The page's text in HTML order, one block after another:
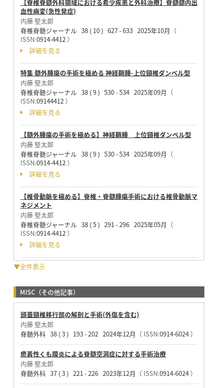
【脊椎脊髄外科領域における希少疾患と外科治療】脊髄髄内出
血性病変(急性発症)
内藤 堅太郎
脊椎脊髄ジャーナル 38 ( 10 ) 627 - 633 2025年10月 （
ISSN:0914-4412 ）
詳細を見る
特集 髄外腫瘍の手術を極める 神経鞘腫-上位頸椎ダンベル型
内藤 堅太郎
脊椎脊髄ジャーナル 38 ( 9 ) 530 - 534 2025年09月 （
ISSN:09144412 ）
詳細を見る
【髄外腫瘍の手術を極める】神経鞘腫 上位頸椎ダンベル型
内藤 堅太郎
脊椎脊髄ジャーナル 38 ( 9 ) 530 - 534 2025年09月 （
ISSN:0914-4412 ）
詳細を見る
【椎骨動脈を極める】脊椎・脊髄腫瘍手術における椎骨動脈マ
ネジメント
内藤 堅太郎
脊椎脊髄ジャーナル 38 ( 5 ) 291 - 296 2025年05月 （
ISSN:0914-4412 ）
詳細を見る
▼全件表示
MISC（その他記事）
頭蓋頸椎移行部の解剖と手術(外傷を含む)
内藤 堅太郎
脊髄外科 38 ( 3 ) 193 - 202 2024年12月 （ ISSN:0914-6024）
癒着性くも膜炎による脊髄空洞症に対する手術治療
内藤 堅太郎
脊髄外科 37 ( 3 ) 221 - 226 2023年12月 （ ISSN:0914-6024）